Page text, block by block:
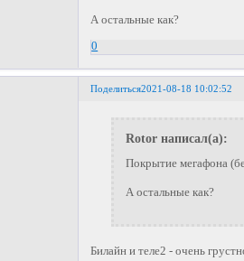
А остальные как?
0
Поделиться2021-08-18 10:02:52
Rotor написал(а):
Покрытие мегафона
А остальные как?
Билайн и теле2 - очень